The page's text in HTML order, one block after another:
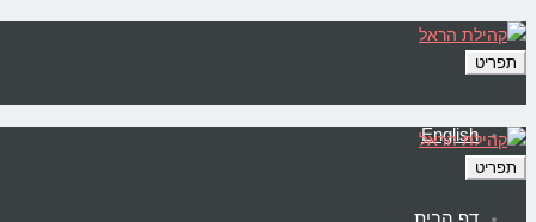
תפריט
English
דף הבית
תפריט